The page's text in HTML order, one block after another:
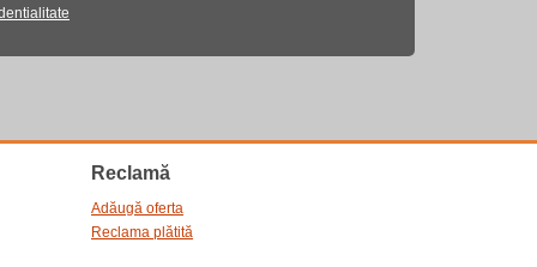
Reclamă
Adăugă oferta
Reclama plătită